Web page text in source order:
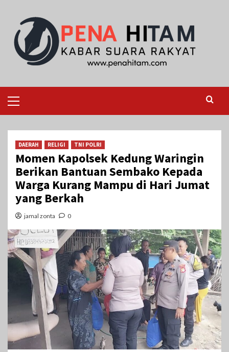
content
Menu
DAERAH RELIGI TNI POLRI
Momen Kapolsek Kedung Waringin
Berikan Bantuan Sembako Kepada
Warga Kurang Mampu di Hari Jumat
yang Berkah
jamal zonta 0